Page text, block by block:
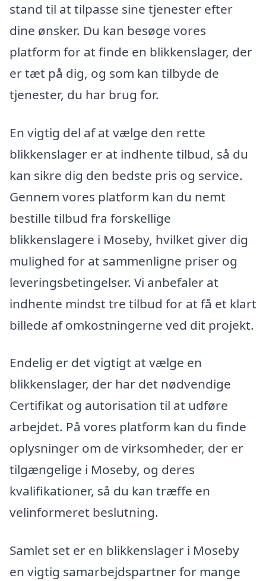
stand til at tilpasse sine tjenester efter
dine ønsker. Du kan besøge vores
platform for at finde en blikkenslager, der
er tæt på dig, og som kan tilbyde de
tjenester, du har brug for.
En vigtig del af at vælge den rette
blikkenslager er at indhente tilbud, så du
kan sikre dig den bedste pris og service.
Gennem vores platform kan du nemt
bestille tilbud fra forskellige
blikkenslagere i Moseby, hvilket giver dig
mulighed for at sammenligne priser og
leveringsbetingelser. Vi anbefaler at
indhente mindst tre tilbud for at få et klart
billede af omkostningerne ved dit projekt.
Endelig er det vigtigt at vælge en
blikkenslager, der har det nødvendige
Certifikat og autorisation til at udføre
arbejdet. På vores platform kan du finde
oplysninger om de virksomheder, der er
tilgængelige i Moseby, og deres
kvalifikationer, så du kan træffe en
velinformeret beslutning.
Samlet set er en blikkenslager i Moseby
en vigtig samarbejdspartner for mange